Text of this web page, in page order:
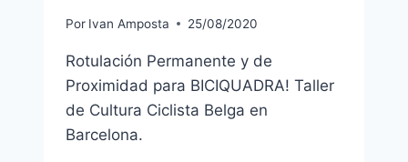
Por Ivan Amposta 25/08/2020
Rotulación Permanente y de
Proximidad para BICIQUADRA! Taller
de Cultura Ciclista Belga en
Barcelona.